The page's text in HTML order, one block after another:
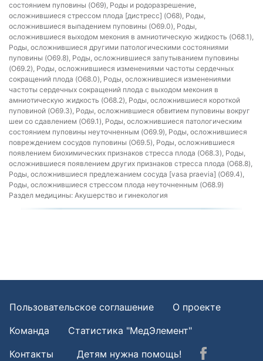
состоянием пуповины (O69), Роды и родоразрешение,
осложнившиеся стрессом плода [дистресс] (O68), Роды,
осложнившиеся выпадением пуповины (O69.0), Роды,
осложнившиеся выходом мекония в амниотическую жидкость (O68.1),
Роды, осложнившиеся другими патологическими состояниями
пуповины (O69.8), Роды, осложнившиеся запутыванием пуповины
(O69.2), Роды, осложнившиеся изменениями частоты сердечных
сокращений плода (O68.0), Роды, осложнившиеся изменениями
частоты сердечных сокращений плода с выходом мекония в
амниотическую жидкость (O68.2), Роды, осложнившиеся короткой
пуповиной (O69.3), Роды, осложнившиеся обвитием пуповины вокруг
шеи со сдавлением (O69.1), Роды, осложнившиеся патологическим
состоянием пуповины неуточненным (O69.9), Роды, осложнившиеся
повреждением сосудов пуповины (O69.5), Роды, осложнившиеся
появлением биохимических признаков стресса плода (O68.3), Роды,
осложнившиеся появлением других признаков стресса плода (O68.8),
Роды, осложнившиеся предлежанием сосуда [vasa praevia] (O69.4),
Роды, осложнившиеся стрессом плода неуточненным (O68.9)
Раздел медицины: Акушерство и гинекология
Пользовательское соглашение
О проекте
Команда
Статистика "МедЭлемент"
Контакты
Детям нужна помощь!